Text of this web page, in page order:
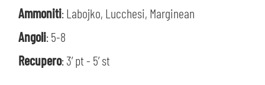
Ammoniti: Labojko, Lucchesi, Marginean
Angoli: 5-8
Recupero: 3’ pt - 5’ st